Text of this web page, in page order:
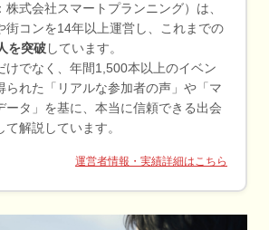
式会社スマートプランニング）は、
街コンを14年以上運営し、これまでの
を突破 しています。
けでなく、年間1,500本以上のイベン
られた「リアルな参加者の声」や「マ
ータ」を基に、本当に信頼できる出会
解説しています。
運営者情報・実績詳細はこちら